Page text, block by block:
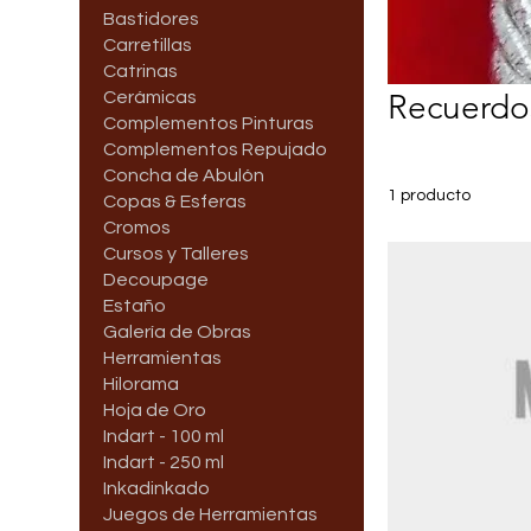
Bastidores
Carretillas
Catrinas
Cerámicas
Complementos Pinturas
Complementos Repujado
Concha de Abulón
Copas & Esferas
Cromos
Cursos y Talleres
Decoupage
Estaño
Galería de Obras
Herramientas
Hilorama
Hoja de Oro
Indart - 100 ml
Indart - 250 ml
Inkadinkado
Juegos de Herramientas
1 producto